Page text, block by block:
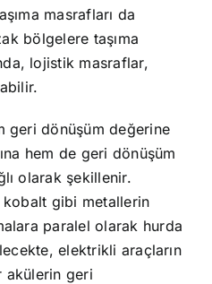
masrafları da
bölgelere taşıma
lojistik masraflar,
geri dönüşüm değerine
hem de geri dönüşüm
olarak şekillenir.
gibi metallerin
paralel olarak hurda
elektrikli araçların
akülerin geri